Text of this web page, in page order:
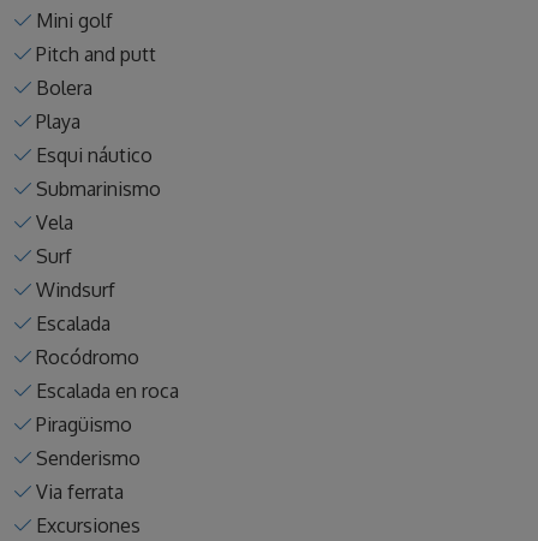
Mini golf
Pitch and putt
Bolera
Playa
Esqui náutico
Submarinismo
Vela
Surf
Windsurf
Escalada
Rocódromo
Escalada en roca
Piragüismo
Senderismo
Via ferrata
Excursiones